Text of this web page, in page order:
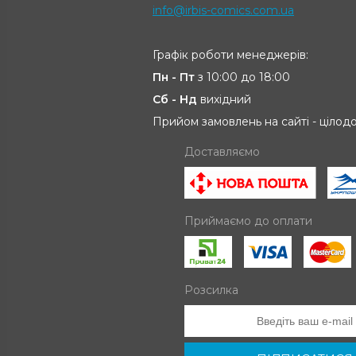
info@irbis-comics.com.ua
Графік роботи менеджерів:
Пн - Пт з 10:00 до 18:00
Сб - Нд вихідний
Прийом замовлень на сайті -
Доставляємо
Приймаємо до оплати
Розсилка